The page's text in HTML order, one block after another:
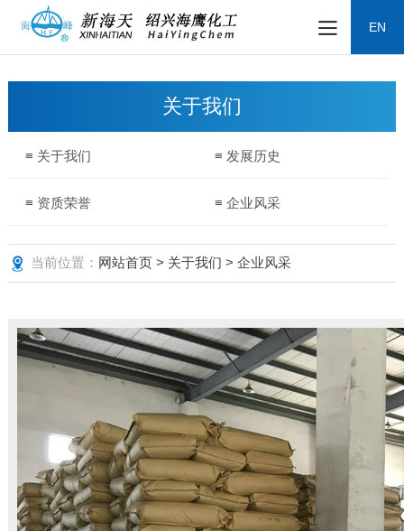
EN
关于我们
≡ 关于我们 ≡ 发展历史
≡ 资质荣誉 ≡ 企业风采
当前位置： 网站首页> 关于我们 > 企业风采